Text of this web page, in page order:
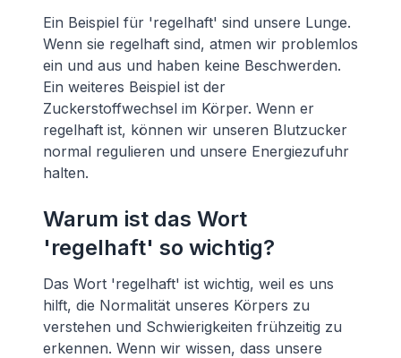
Ein Beispiel für 'regelhaft' sind unsere Lunge.
Wenn sie regelhaft sind, atmen wir problemlos
ein und aus und haben keine Beschwerden.
Ein weiteres Beispiel ist der
Zuckerstoffwechsel im Körper. Wenn er
regelhaft ist, können wir unseren Blutzucker
normal regulieren und unsere Energiezufuhr
halten.
Warum ist das Wort
'regelhaft' so wichtig?
Das Wort 'regelhaft' ist wichtig, weil es uns
hilft, die Normalität unseres Körpers zu
verstehen und Schwierigkeiten frühzeitig zu
erkennen. Wenn wir wissen, dass unsere